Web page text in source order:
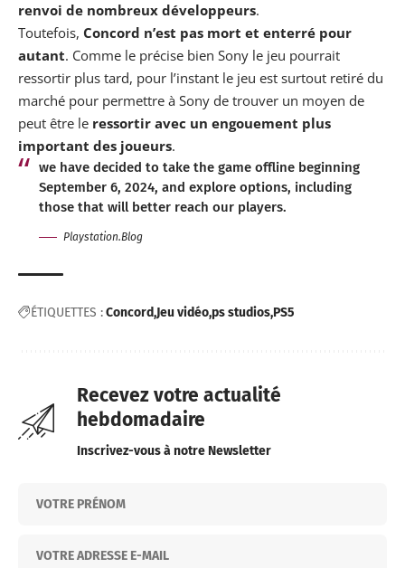
renvoi de nombreux développeurs.
Toutefois, Concord n’est pas mort et enterré pour
autant. Comme le précise bien Sony le jeu pourrait
ressortir plus tard, pour l’instant le jeu est surtout retiré du
marché pour permettre à Sony de trouver un moyen de
peut être le ressortir avec un engouement plus
important des joueurs.
we have decided to take the game offline beginning
September 6, 2024, and explore options, including
those that will better reach our players.
Playstation.Blog
ÉTIQUETTES :Concord Jeu vidéops studios PS5
Recevez votre actualité
hebdomadaire
Inscrivez-vous à notre Newsletter